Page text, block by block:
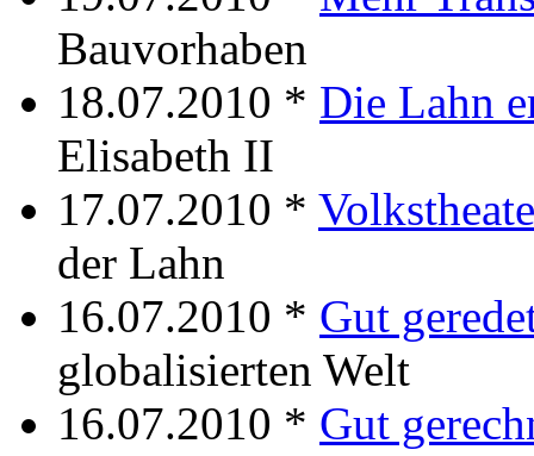
Bauvorhaben
18.07.2010 * Die Lahn
Elisabeth II
17.07.2010 *
der Lahn
16.07.2010 * Gut
globalisierten Welt
16.07.2010 * Gut